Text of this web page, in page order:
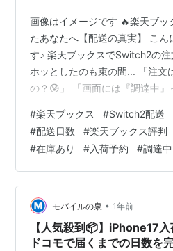
画像はイメージです 🔥楽天ブ
たあなたへ【配送の真実】 こ
す♪ 楽天ブックスでSwitch2の注
ホッとしたのも束の間... 「注文
の？😰」 「画面には『調達中』
ないんじゃ...😭」 そんな不安な
何度もチェックしてませんか？
クも過去にSwitch初代を楽天ブ
同じように不安で眠れない夜を
れば「2週間経っても届かない
#楽天ブックス #Switch2配送
#配送日数 #楽天ブックス評判
#在庫あり #入荷予約 #調達中
モバイルの泉 • 1年前
【人気殺到📦】iPhone17
ドコモで届くまでの日数を